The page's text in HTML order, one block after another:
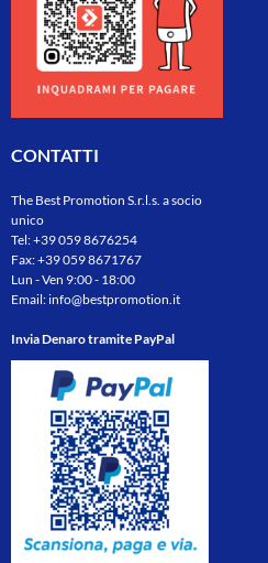
CONTATTI
The Best Promotion S.r.l.s. a socio
unico
Tel:+39 059 8676254
Fax: +39 059 8671767
Lun - Ven 9:00 - 18:00
Email:info@bestpromotion.it
Invia Denaro tramite PayPal